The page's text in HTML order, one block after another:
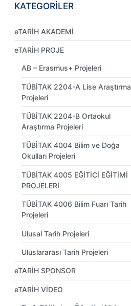
KATEGORİLER
eTARİH AKADEMİ
eTARİH PROJE
AB – Erasmus+ Projeleri
TÜBİTAK 2204-A Lise Araştırma
Projeleri
TÜBİTAK 2204-B Ortaokul
Araştırma Projeleri
TÜBİTAK 4004 Bilim ve Doğa
Okulları Projeleri
TÜBİTAK 4005 EĞİTİCİ EĞİTİMİ
PROJELERİ
TÜBİTAK 4006 Bilim Fuarı Tarih
Projeleri
Ulusal Tarih Projeleri
Uluslararası Tarih Projeleri
eTARİH SPONSOR
eTARİH VİDEO